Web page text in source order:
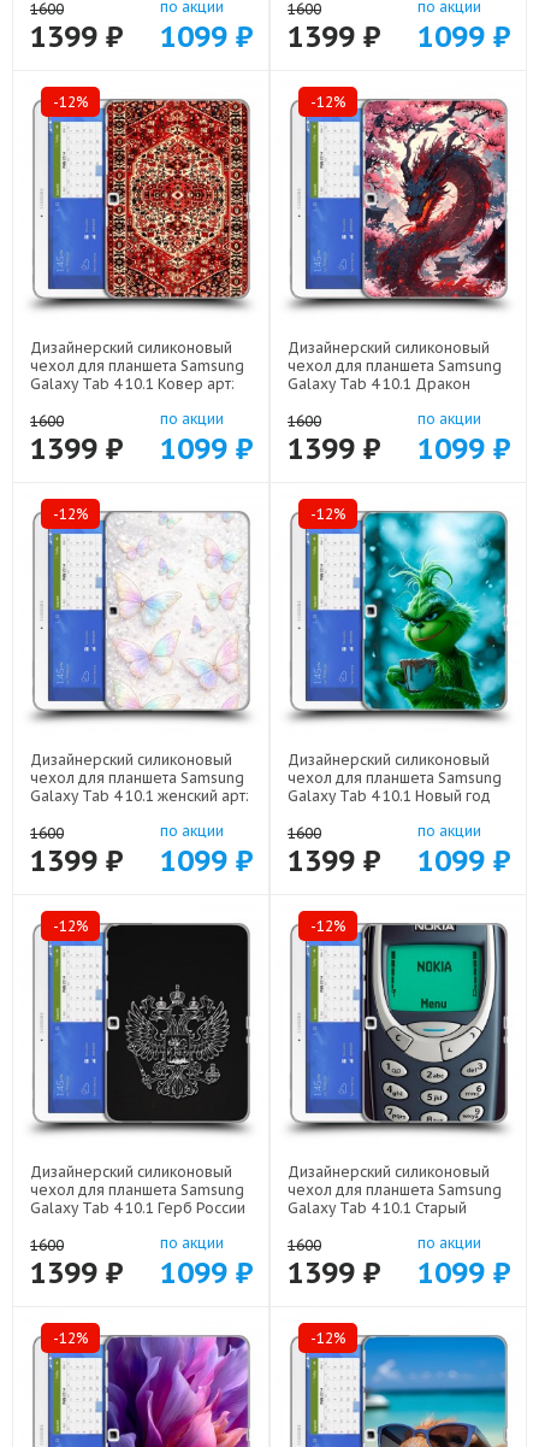
21941
1600
1399 ₽
по акции
1099 ₽
1600
1399 ₽
по акции
1099 ₽
-12%
Дизайнерский силиконовый
чехол для планшета Samsung
Galaxy Tab 4 10.1 Ковер арт:
1600
1399 ₽
по акции
1099 ₽
-12%
Дизайнерский силиконовый
чехол для планшета Samsung
Galaxy Tab 4 10.1 Дракон
1600
1399 ₽
по акции
1099 ₽
-12%
Дизайнерский силиконовый
чехол для планшета Samsung
Galaxy Tab 4 10.1 женский арт:
1600
1399 ₽
по акции
1099 ₽
-12%
Дизайнерский силиконовый
чехол для планшета Samsung
Galaxy Tab 4 10.1 Новый год
1600
1399 ₽
по акции
1099 ₽
-12%
Дизайнерский силиконовый
чехол для планшета Samsung
Galaxy Tab 4 10.1 Герб России
1600
1399 ₽
по акции
1099 ₽
-12%
Дизайнерский силиконовый
чехол для планшета Samsung
Galaxy Tab 4 10.1 Старый
1600
1399 ₽
по акции
1099 ₽
-12% -12%